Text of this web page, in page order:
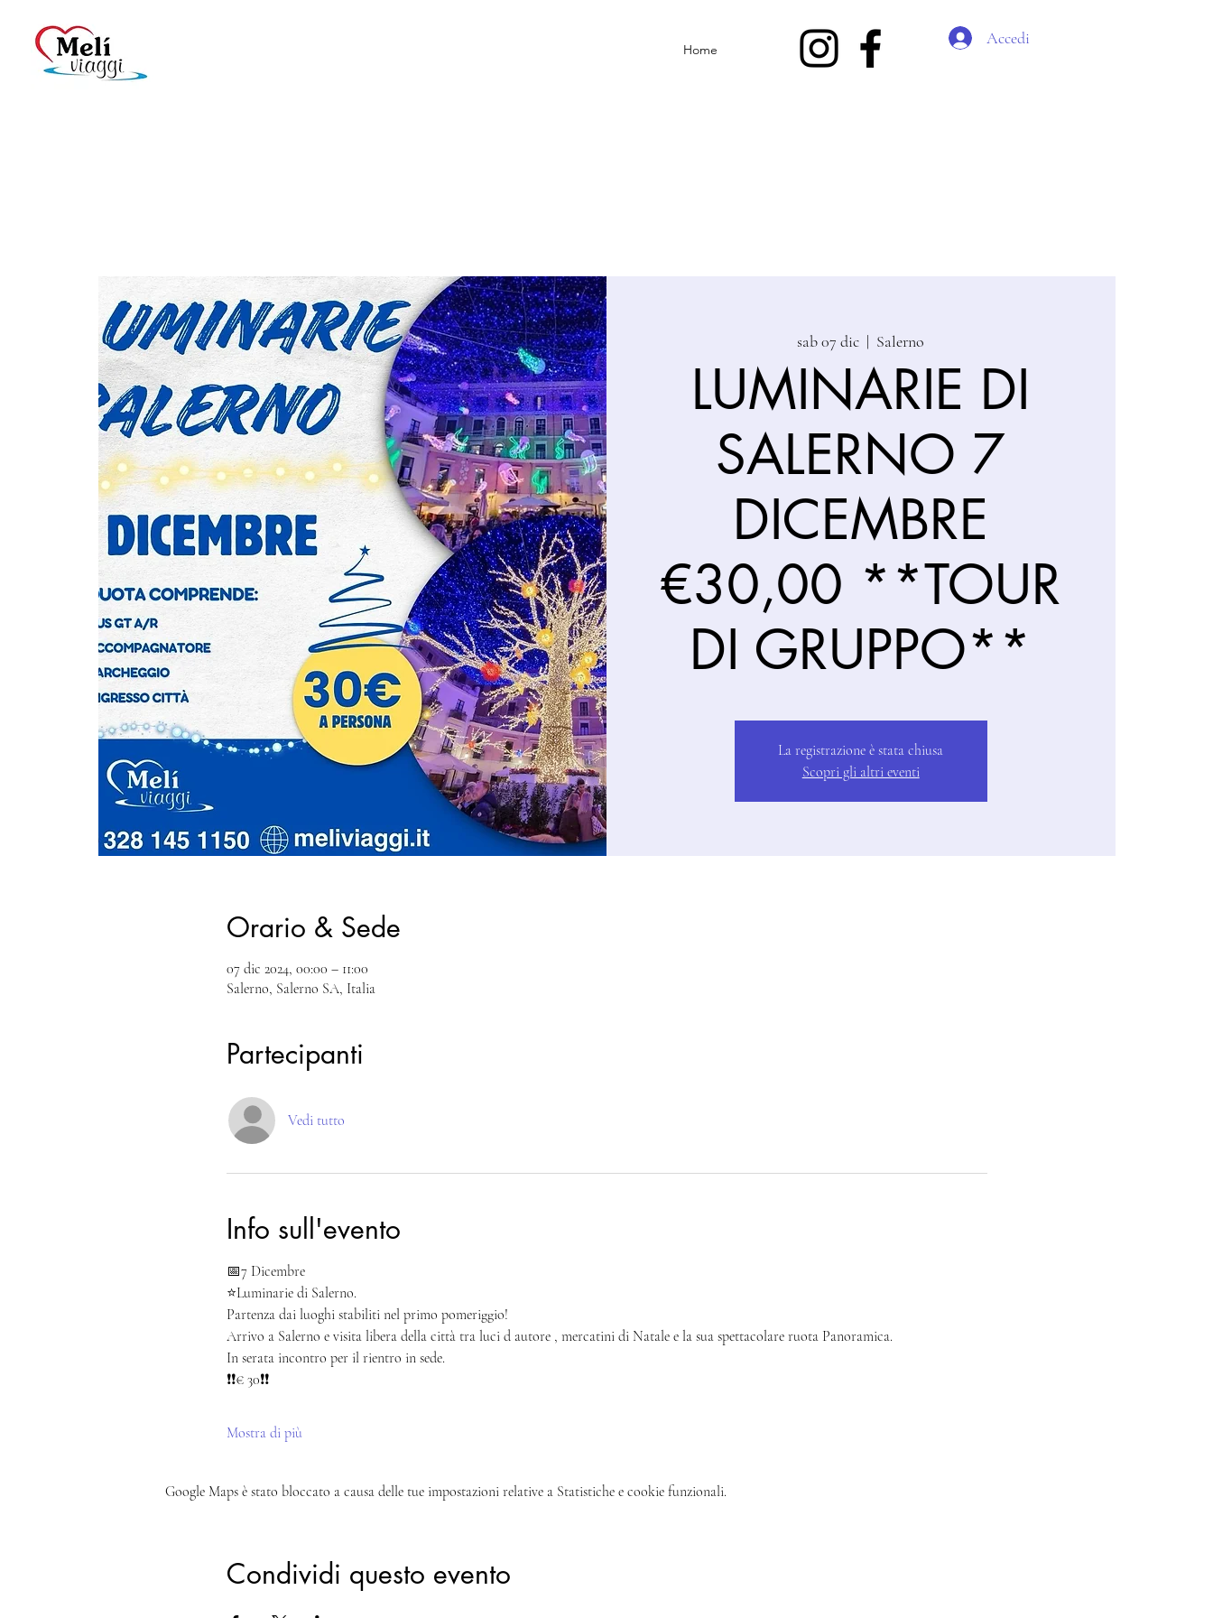
Home
Accedi
sab 07 dic
  |
Salerno
LUMINARIE DI
SALERNO 7
DICEMBRE
€30,00 **TOUR
DI GRUPPO**
La registrazione è stata chiusa
Scopri gli altri eventi
Orario & Sede
07 dic 2024, 00:00 – 11:00
Salerno, Salerno SA, Italia
Partecipanti
Vedi tutto
Info sull'evento
📅7 Dicembre
⭐Luminarie di Salerno.
Partenza dai luoghi stabiliti nel primo pomeriggio!
Arrivo a Salerno e visita libera della città tra luci d autore , mercatini di Natale e la sua spettacolare ruota Panoramica.
In serata incontro per il rientro in sede.
❗❗€ 30❗❗
Mostra di più
Google Maps è stato bloccato a causa delle tue impostazioni relative a Statistiche e cookie funzionali.
Condividi questo evento